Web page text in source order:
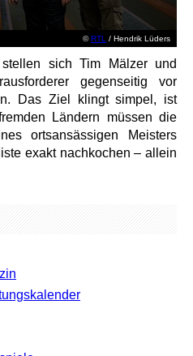
©RTL / Hendrik Lüders
stellen sich Tim Mälzer und
gegenseitig vor
Das Ziel klingt simpel, ist
Ländern müssen die
ortsansässigen Meisters
exakt nachkochen – allein